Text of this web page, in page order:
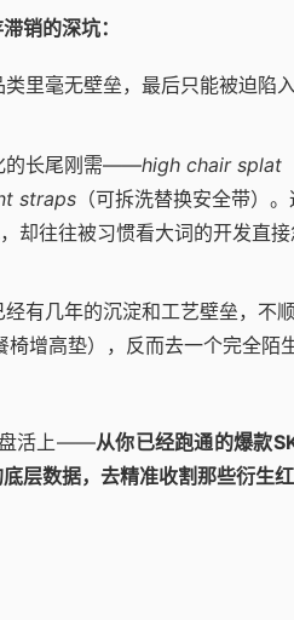
销的深坑：
里毫无壁垒，最后只能被迫陷
的长尾刚需——high chair splat
straps（可拆洗替换安全带）。
却往往被习惯看大词的开发直
有几年的沉淀和工艺壁垒，不
椅增高垫），反而去一个完全陌
盘活上——从你已经跑通的爆款
层数据，去精准收割那些衍生